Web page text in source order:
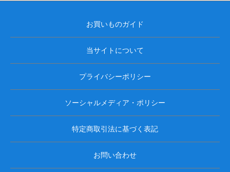
お買いものガイド
当サイトについて
プライバシーポリシー
ソーシャルメディア・ポリシー
特定商取引法に基づく表記
お問い合わせ